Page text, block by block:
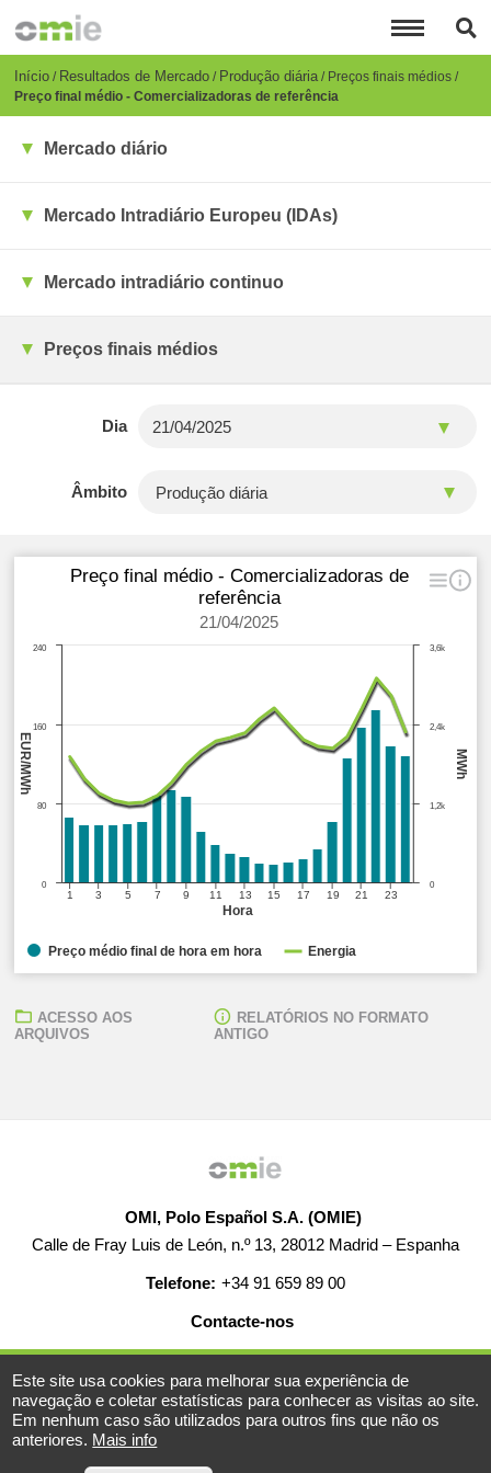
para
conteúdo
principal
Breadcrumb
Início Resultados de Mercado Produção diária Preços finais médios
Preço final médio - Comercializadoras de referência
Mercado diário
Mercado Intradiário Europeu (IDAs)
Mercado intradiário continuo
Preços finais médios
Dia
Âmbito
Hora
MWh
EUR/MWh
Preço final médio - Comercializadoras de
referência
21/04/2025
1 3 5 7 9 11 13 15 17 19 21 23
0
1,2k
2,4k
3,6k
0
80
160
240
Preço médio final de hora em hora Energia
ACESSO AOS
ARQUIVOS
RELATÓRIOS NO FORMATO
ANTIGO
OMI, Polo Español S.A. (OMIE)
Calle de Fray Luis de León, n.º 13, 28012 Madrid – Espanha
Telefone: +34 91 659 89 00
Contacte-nos
© 2019-2026 - Todos os direitos reservados
AJUDA EMPREGO MAPA WEB AVISO LEGAL
Este site usa cookies para melhorar sua experiência de
navegação e coletar estatísticas para conhecer as visitas ao site.
Em nenhum caso são utilizados para outros fins que não os
anteriores. Mais info